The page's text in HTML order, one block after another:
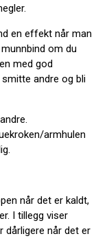
en effekt når man
om du
med god
andre og bli
armhulen
når det er kaldt,
I tillegg viser
når det er